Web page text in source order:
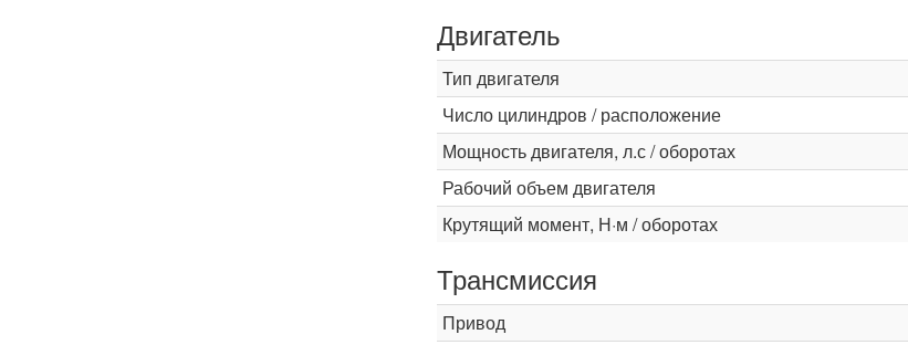
Двигатель
Тип двигателя
Число цилиндров / расположение
Мощность двигателя, л.с / оборотах
Рабочий объем двигателя
Крутящий момент, Н·м / оборотах
Трансмиссия
Привод